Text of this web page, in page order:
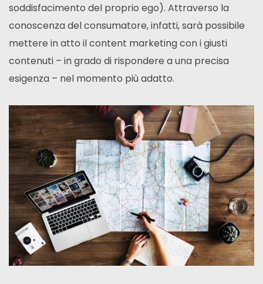
soddisfacimento del proprio ego). Attraverso la
conoscenza del consumatore, infatti, sarà possibile
mettere in atto il content marketing con i giusti
contenuti – in grado di rispondere a una precisa
esigenza – nel momento più adatto.